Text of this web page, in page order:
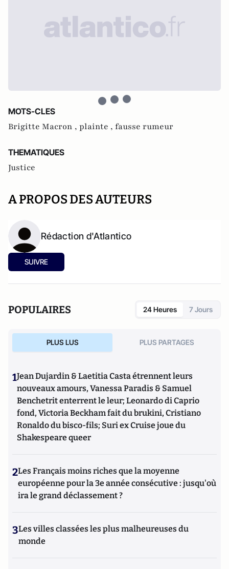
MOTS-CLES
Brigitte Macron , plainte , fausse rumeur
THEMATIQUES
Justice
A PROPOS DES AUTEURS
Rédaction d'Atlantico
SUIVRE
POPULAIRES 24 Heures 7 Jours
PLUS LUS PLUS PARTAGES
1Jean Dujardin & Laetitia Casta étrennent leurs
nouveaux amours, Vanessa Paradis & Samuel
Benchetrit enterrent le leur; Leonardo di Caprio
fond, Victoria Beckham fait du brukini, Cristiano
Ronaldo du bisco-fils; Suri ex Cruise joue du
Shakespeare queer
2Les Français moins riches que la moyenne
européenne pour la 3e année consécutive : jusqu'où
ira le grand déclassement ?
3Les villes classées les plus malheureuses du
monde